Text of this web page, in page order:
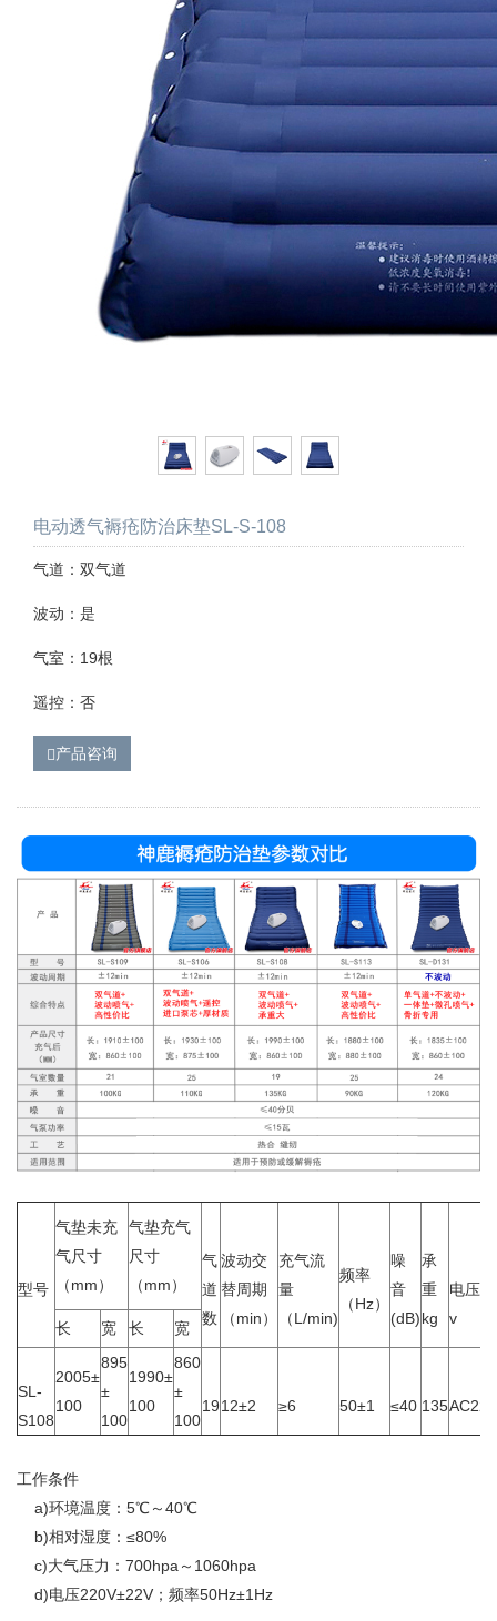
电动透气褥疮防治床垫SL-S-108
气道：双气道
波动：是
气室：19根
遥控：否
产品咨询
型号
气垫未充
气尺寸
（mm）
气垫充气
尺寸
（mm）
气
道
数
波动交
替周期
（min）
充气流
量
（L/min)
频率
（Hz）
噪
音
(dB)
承
重
kg
电压
v
长 宽 长 宽
SL-
S108
2005±
100
895
±
100
1990±
100
860
±
100
1912±2 ≥6 50±1 ≤40 135
工作条件
a)环境温度：5℃～40℃
b)相对湿度：≤80%
c)大气压力：700hpa～1060hpa
d)电压220V±22V；频率50Hz±1Hz